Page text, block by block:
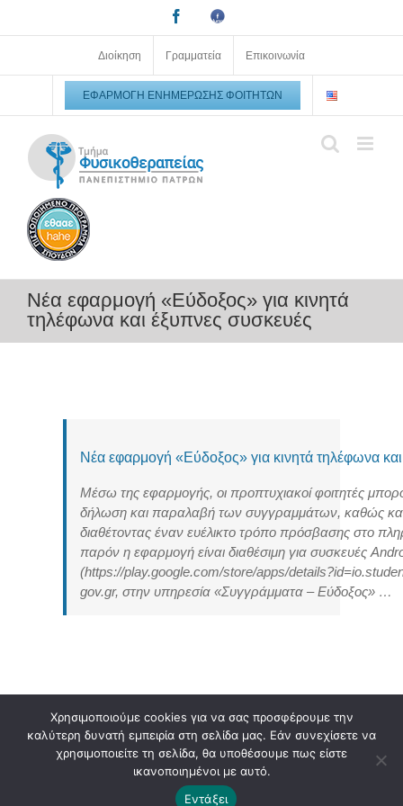
FacebookFacebook
Διοίκηση Γραμματεία Επικοινωνία
ΕΦΑΡΜΟΓΉ ΕΝΗΜΈΡΩΣΗΣ ΦΟΙΤΗΤΏΝ
Νέα εφαρμογή «Εύδοξος» για κινητά
τηλέφωνα και έξυπνες συσκευές
Νέα εφαρμογή «Εύδοξος» για κινητά τηλέφωνα
Μέσω της εφαρμογής, οι προπτυχιακοί φοιτητές
δήλωση και παραλαβή των συγγραμμάτων, καθώς και
διαθέτοντας έναν ευέλικτο τρόπο πρόσβασης στο
παρόν η εφαρμογή είναι διαθέσιμη για συσκευές
(https://play.google.com/store/apps/
gov.gr, στην υπηρεσία «Συγγράμματα – Εύδοξος» …
Copyright 2019 - 2023 | Τμήμα Φυσικοθεραπείας Πανεπιστημίου Πατρών |
Δήλωση Προσβασιμότητας
Facebook
Facebook
Χρησιμοποιούμε cookies για να σας προσφέρουμε την
καλύτερη δυνατή εμπειρία στη σελίδα μας. Εάν συνεχίσετε να
χρησιμοποιείτε τη σελίδα, θα υποθέσουμε πως είστε
ικανοποιημένοι με αυτό.
Εντάξει